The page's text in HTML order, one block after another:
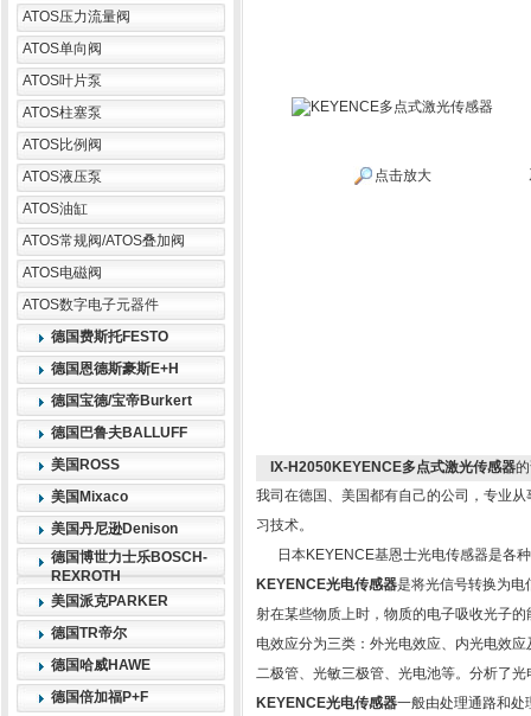
ATOS压力流量阀
ATOS单向阀
ATOS叶片泵
ATOS柱塞泵
ATOS比例阀
ATOS液压泵
ATOS油缸
ATOS常规阀/ATOS叠加阀
ATOS电磁阀
ATOS数字电子元器件
德国费斯托FESTO
德国恩德斯豪斯E+H
德国宝德/宝帝Burkert
德国巴鲁夫BALLUFF
美国ROSS
美国Mixaco
美国丹尼逊Denison
德国博世力士乐BOSCH-
REXROTH
美国派克PARKER
德国TR帝尔
德国哈威HAWE
德国倍加福P+F
点击放大
IX-H2050KEYENCE多点式激光传感器
我司在德国、美国都有自己的公司，专业
习技术。
日本KEYENCE基恩士光电传感器是各
KEYENCE光电传感器是将光信号转换为电
射在某些物质上时，物质的电子吸收光子
电效应分为三类：外光电效应、内光电效
二极管、光敏三极管、光电池等。分析了
KEYENCE光电传感器一般由处理通路和处